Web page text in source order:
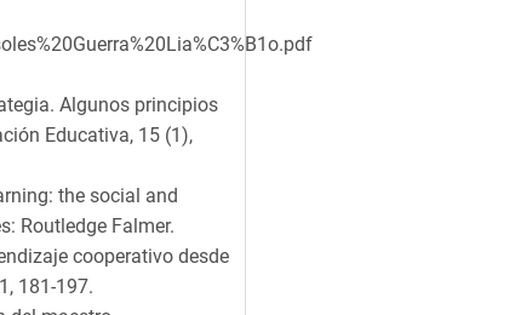
Algunos principios
Educativa, 15 (1),
the social and
Routledge Falmer.
cooperativo desde
181-197.